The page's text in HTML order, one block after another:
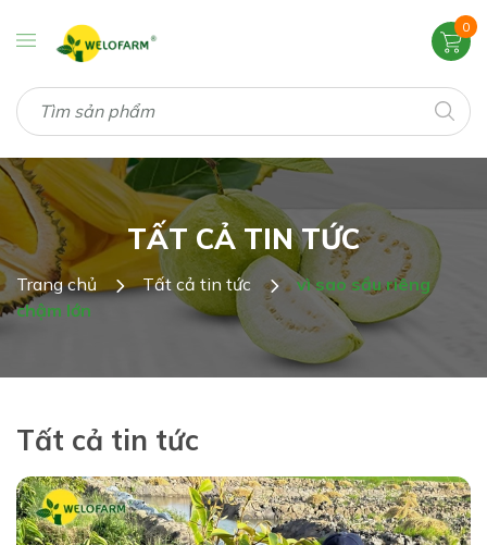
0
TẤT CẢ TIN TỨC
Trang chủ Tất cả tin tức
vì sao sầu riêng
chậm lớn
Tất cả tin tức